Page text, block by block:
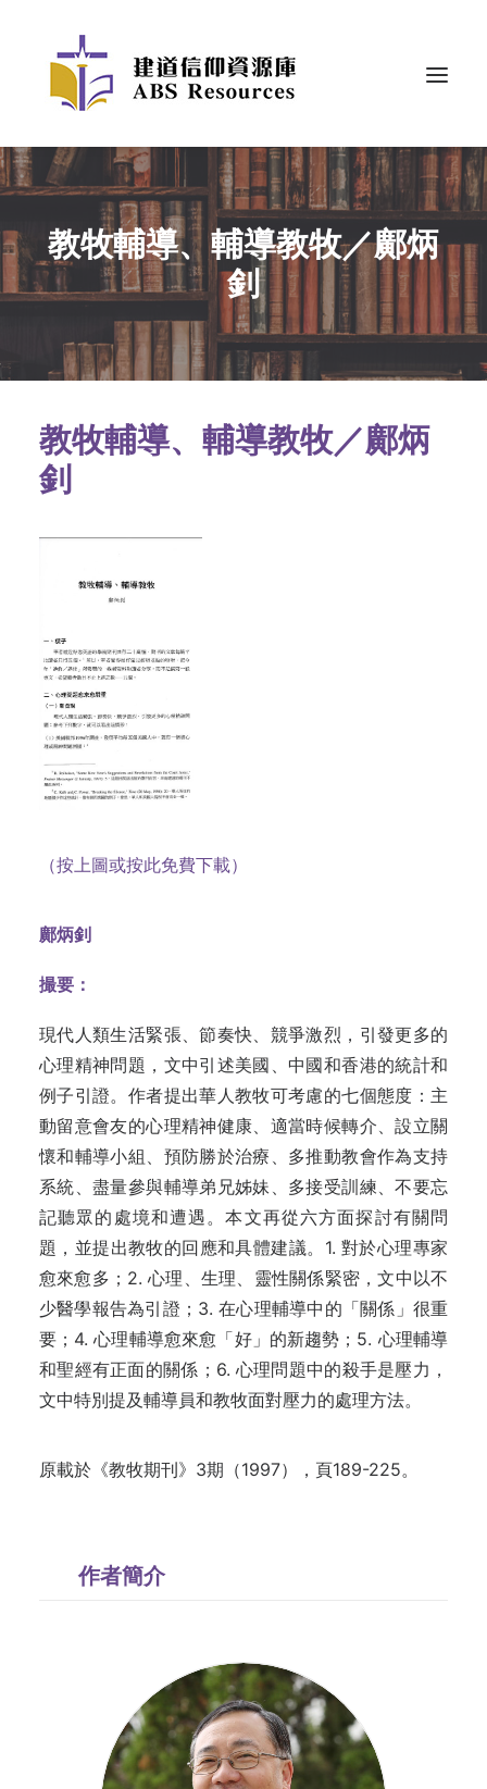
教牧輔導、輔導教牧／鄺炳
釗
教牧輔導、輔導教牧／鄺炳
釗
（按上圖或按此免費下載）
鄺炳釗
撮要：
現代人類生活緊張、節奏快、競爭激烈，引發更多的
心理精神問題，文中引述美國、中國和香港的統計和
例子引證。作者提出華人教牧可考慮的七個態度： 主
動留意會友的心理精神健康、 適當時候轉介、設立關
懷和輔導小組 、 預防勝於治療、 多推動教會作為支持
系統、盡量參與輔導弟兄姊妹、 多接受訓 練、不要忘
記聽眾的處境和遭遇。本文再從六方面探討有關問
題，並提出教牧的回應和具體建議。1. 對於心理專家
愈來愈多；2. 心理、生理、靈性關係緊密，文中以不
少醫學報告為引證；3.在心理輔導中的「關係」很重
要；4.心理輔導愈來愈「好」的新趨勢；5. 心理輔導
和聖經有正面的關係；6. 心理問題中的殺手是壓力，
文中特別提及輔導員和教牧面對壓力的處理方法。
原載於《教牧期刊》3期（1997），頁189-225。
作者簡介